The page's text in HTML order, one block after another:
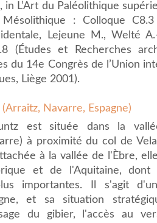
L’Art du Paléolithique
: Colloque
Lejeune M., Welté
(Études et Recherches
du 14e Congrès de l’Union
Liège 2001).
Navarre, Espagne)
est située dans la
à proximité du col de
à la vallée de l'Èbre,
et de l'Aquitaine,
importantes. Il s'agit
et sa situation
du gibier, l'accès au